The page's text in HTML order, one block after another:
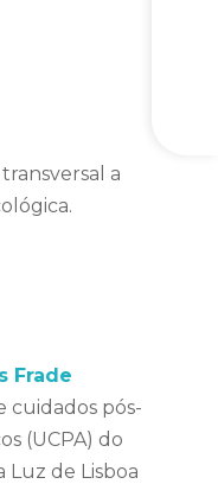
a
Frade
cuidados pós-
(UCPA) do
Luz de Lisboa